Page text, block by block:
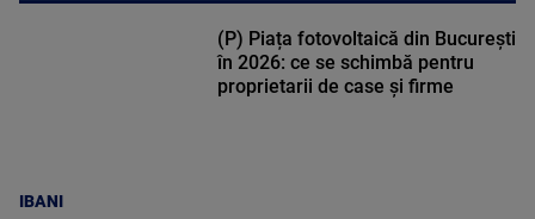
IBANI
(P) Piața fotovoltaică din București
în 2026: ce se schimbă pentru
proprietarii de case și firme